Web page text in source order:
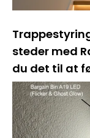
steder med
du det til at